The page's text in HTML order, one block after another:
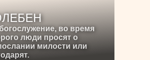
во время
люди просят о
милости или